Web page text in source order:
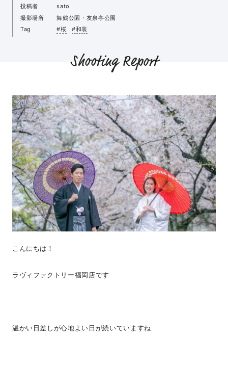
投稿者
sato
撮影場所
舞鶴公園・友泉亭公園
Tag
#桜 #和装
Shooting Report
こんにちは！
ラヴィファクトリー福岡店です
温かい日差しが心地よい日が続いていますね